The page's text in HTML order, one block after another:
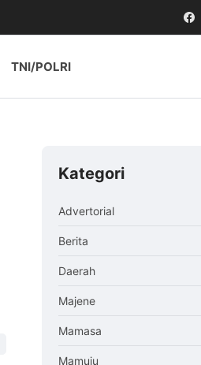
TNI/POLRI
Kategori
Advertorial
Berita
Daerah
Majene
Mamasa
Mamuju